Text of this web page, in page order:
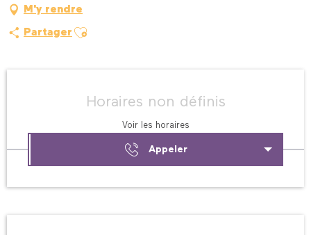
M'y rendre
Partager Ajouter aux favoris
Horaires non définis
Voir les horaires
Appeler